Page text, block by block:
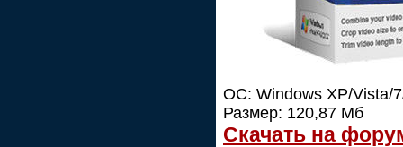
ОС: Windows XP/Vista/
Размер: 120,87 Мб
Скачать на